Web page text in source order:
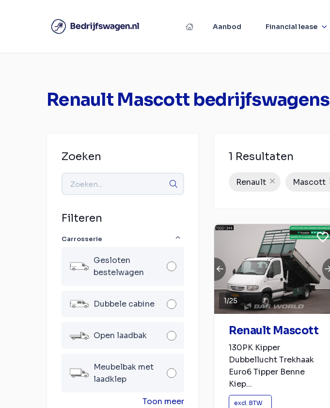
Aanbod Financial lease
Renault Mascott bedrijfswagens
Zoeken
Filteren
Carrosserie
Gesloten
bestelwagen
Dubbele cabine
Open laadbak
Meubelbak met
laadklep
Toon meer
1 Resultaten
Renault Mascott
1/25
Renault Mascott
130PK Kipper
Dubbellucht Trekhaak
Euro6 Tipper Benne
Kiep...
excl. BTW